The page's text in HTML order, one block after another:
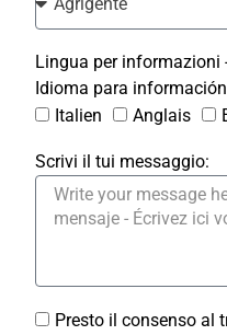
Lingua per
Idioma para
Italien
Anglais
Scrivi il tui messaggio:
Presto il consenso al